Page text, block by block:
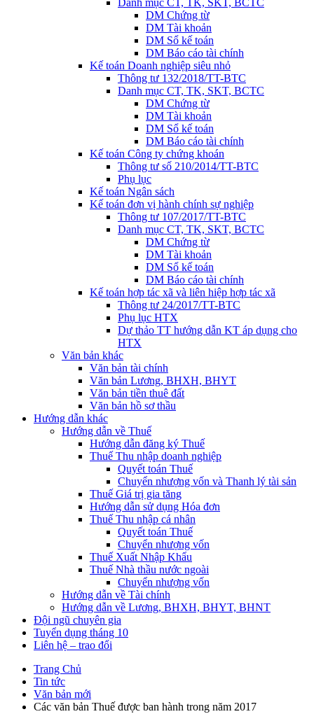
Danh mục CT, TK, SKT, BCTC
DM Chứng từ
DM Tài khoản
DM Sổ kế toán
DM Báo cáo tài chính
Kế toán Doanh nghiệp siêu nhỏ
Thông tư 132/2018/TT-BTC
Danh mục CT, TK, SKT, BCTC
DM Chứng từ
DM Tài khoản
DM Sổ kế toán
DM Báo cáo tài chính
Kế toán Công ty chứng khoán
Thông tư số 210/2014/TT-BTC
Phụ lục
Kế toán Ngân sách
Kế toán đơn vị hành chính sự nghiệp
Thông tư 107/2017/TT-BTC
Danh mục CT, TK, SKT, BCTC
DM Chứng từ
DM Tài khoản
DM Sổ kế toán
DM Báo cáo tài chính
Kế toán hợp tác xã và liên hiệp hợp tác xã
Thông tư 24/2017/TT-BTC
Phụ lục HTX
Dự thảo TT hướng dẫn KT áp dụng cho
HTX
Văn bản khác
Văn bản tài chính
Văn bản Lương, BHXH, BHYT
Văn bản tiền thuê đất
Văn bản hồ sơ thầu
Hướng dẫn khác
Hướng dẫn về Thuế
Hướng dẫn đăng ký Thuế
Thuế Thu nhập doanh nghiệp
Quyết toán Thuế
Chuyển nhượng vốn và Thanh lý tài sản
Thuế Giá trị gia tăng
Hướng dẫn sử dụng Hóa đơn
Thuế Thu nhập cá nhân
Quyết toán Thuế
Chuyển nhượng vốn
Thuế Xuất Nhập Khẩu
Thuế Nhà thầu nước ngoài
Chuyển nhượng vốn
Hướng dẫn về Tài chính
Hướng dẫn về Lương, BHXH, BHYT, BHNT
Đội ngũ chuyên gia
Tuyển dụng tháng 10
Liên hệ – trao đổi
Trang Chủ
Tin tức
Văn bản mới
Các văn bản Thuế được ban hành trong năm 2017